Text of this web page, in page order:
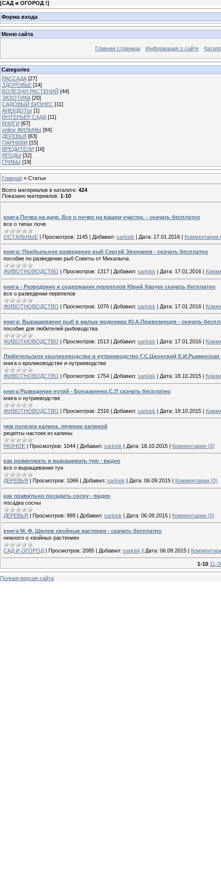
[САД и ОГОРОД !]
Форма входа
Меню сайта
Главная страница Информация о сайте
Categories
РАССАДА [27]
ЗДОРОВЬЕ [14]
БОЛЕЗНИ РАСТЕНИЙ [44]
ЭКЗОТИКА [20]
САДОВЫЙ БИЗНЕС [11]
АНЕКДОТЫ [1]
ИНТЕРЬЕР САДА [11]
КНИГИ [67]
online ФИЛЬМЫ [84]
ДЕРЕВЬЯ [63]
ПАРНИКИ [15]
ВРЕДИТЕЛИ [16]
ЯГОДЫ [32]
ГРИБЫ [19]
Главная » Статьи
Всего материалов в каталоге: 424
Показано материалов: 1-10
книга Почва на даче. Все о почве на вашем участке. - скачать бесплатно
все о типах почв
ОСТАЛЬНЫЕ | Просмотров: 1145 | Добавил: sarkisk | Дата: 17.01.2016 | Комментарии
книга: Прибыльное разведение рыб Сергей Звонарев - скачать бесплатно
пособие по разведение рыб Советы от Михалыча
ЖИВОТНОВОДСТВО Просмотров: 1317 Добавил: sarkisk Дата: 17.01.2016
книга - Разведение и содержание перепелов Юрий Харчук скачать бесплатно
все о разведении перепелов
ЖИВОТНОВОДСТВО | Просмотров: 1076 | Добавил: sarkisk | Дата: 17.01.2016 |
книга: Выращивание рыб в малых модоемах Ю.А.Привезенцев - скачать
пособие для любителей рыбоводства
ЖИВОТНОВОДСТВО | Просмотров: 1513 | Добавил: sarkisk | Дата: 17.01.2016 |
Любительское кролиководство и нутриеводство Г.С.Ционский Е.И.Рыминская
книга о кролиководстве и нутриеводстве
ЖИВОТНОВОДСТВО Просмотров: 1754 Добавил: sarkisk Дата: 18.10.2015
книга Разведение нутий - Бондаренко.С.П скачать бесплатно
книга о нутриеводстве
ЖИВОТНОВОДСТВО | Просмотров: 2316 | Добавил: sarkisk | Дата: 18.10.2015 |
чем полезна калина. лечение калиной
рецепты настоек из калины
РАЗНОЕ | Просмотров: 1044 | Добавил: sarkisk | Дата: 18.10.2015 | Комментарии (0)
как размножать и выращивать тую - видео
все о выращивании туи
ДЕРЕВЬЯ Просмотров: 1066 Добавил: sarkisk Дата: 06.09.2015 Комментарии (0)
как правильно посадить сосну - видео
посадка сосны
ДЕРЕВЬЯ | Просмотров: 989 | Добавил: sarkisk | Дата: 06.09.2015 | Комментарии (0)
книга М. Ф. Шилов хвойные растения - скачать бесплатно
немного о хвойных растениях
САД И ОГОРОД | Просмотров: 2085 | Добавил: sarkisk | Дата: 06.09.2015 |
1-10 11-
Полная версия сайта